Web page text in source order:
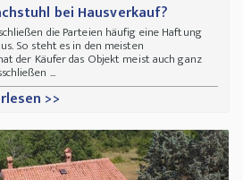
bei Hausverkauf?
die Parteien häufig eine Haftung
So steht es in den meisten
der Käufer das Objekt meist auch ganz
...
>>